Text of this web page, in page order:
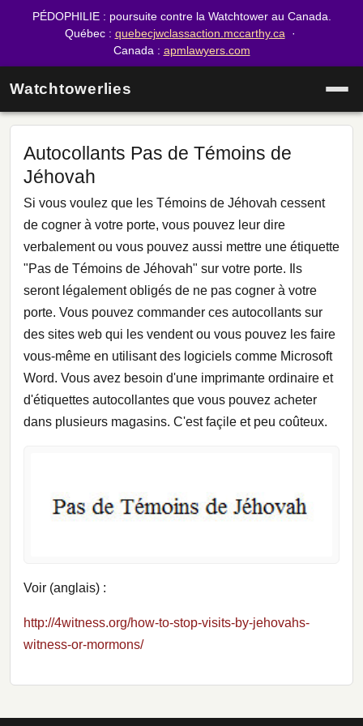
PÉDOPHILIE : poursuite contre la Watchtower au Canada.
Québec : quebecjwclassaction.mccarthy.ca ·
Canada : apmlawyers.com
Watchtowerlies
Autocollants Pas de Témoins de
Jéhovah
Si vous voulez que les Témoins de Jéhovah cessent
de cogner à votre porte, vous pouvez leur dire
verbalement ou vous pouvez aussi mettre une étiquette
"Pas de Témoins de Jéhovah" sur votre porte. Ils
seront légalement obligés de ne pas cogner à votre
porte. Vous pouvez commander ces autocollants sur
des sites web qui les vendent ou vous pouvez les faire
vous-même en utilisant des logiciels comme Microsoft
Word. Vous avez besoin d'une imprimante ordinaire et
d'étiquettes autocollantes que vous pouvez acheter
dans plusieurs magasins. C'est façile et peu coûteux.
Voir (anglais) :
http://4witness.org/how-to-stop-visits-by-jehovahs-
witness-or-mormons/